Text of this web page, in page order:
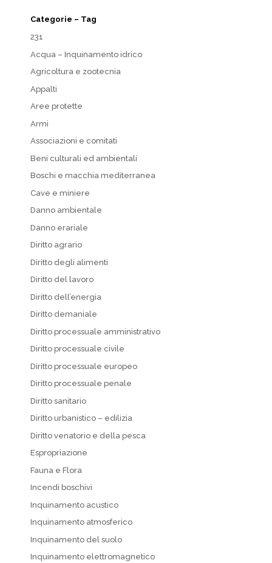
Categorie – Tag
231
Acqua – Inquinamento idrico
Agricoltura e zootecnia
Appalti
Aree protette
Armi
Associazioni e comitati
Beni culturali ed ambientali
Boschi e macchia mediterranea
Cave e miniere
Danno ambientale
Danno erariale
Diritto agrario
Diritto degli alimenti
Diritto del lavoro
Diritto dell’energia
Diritto demaniale
Diritto processuale amministrativo
Diritto processuale civile
Diritto processuale europeo
Diritto processuale penale
Diritto sanitario
Diritto urbanistico – edilizia
Diritto venatorio e della pesca
Espropriazione
Fauna e Flora
Incendi boschivi
Inquinamento acustico
Inquinamento atmosferico
Inquinamento del suolo
Inquinamento elettromagnetico